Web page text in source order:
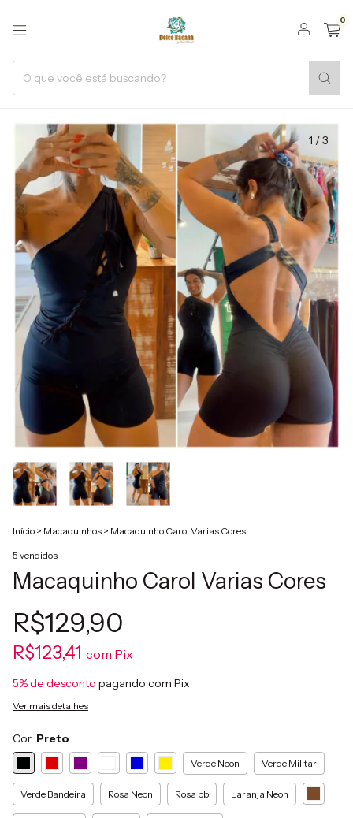
0
1 /3
Início > Macaquinhos > Macaquinho Carol Varias Cores
5 vendidos
Macaquinho Carol Varias Cores
R$129,90
R$123,41 com Pix
5% de desconto pagando com Pix
Ver mais detalhes
Cor: Preto
Verde Neon Verde Militar
Verde Bandeira Rosa Neon Rosa bb Laranja Neon